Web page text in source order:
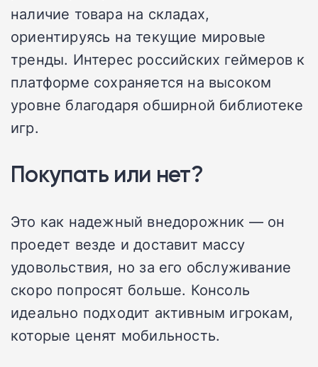
наличие товара на складах,
ориентируясь на текущие мировые
тренды. Интерес российских геймеров к
платформе сохраняется на высоком
уровне благодаря обширной библиотеке
игр.
Покупать или нет?
Это как надежный внедорожник — он
проедет везде и доставит массу
удовольствия, но за его обслуживание
скоро попросят больше. Консоль
идеально подходит активным игрокам,
которые ценят мобильность.